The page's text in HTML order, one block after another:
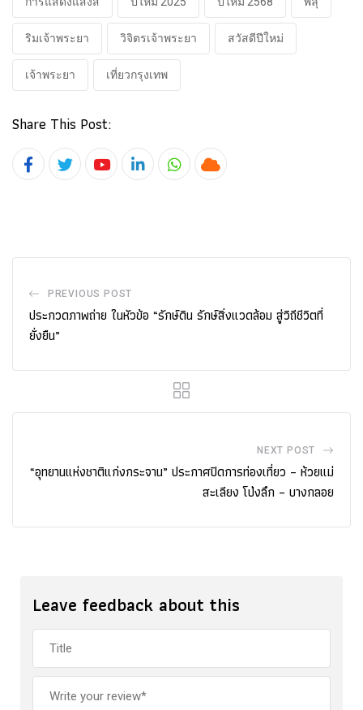
ริมเจ้าพระยา วิจิตรเจ้าพระยา สวัสดีปีใหม่
เจ้าพระยา เที่ยวกรุงเทพ
Share This Post:
YoutubeLinkedInWhatsapp
Cloud
PREVIOUS POST
ประกวดภาพถ่าย ในหัวข้อ “รักษ์ดิน รักษ์สิ่งแวดล้อม สู่วิถีชีวิตที่
ยั่งยืน”
NEXT POST
“อุทยานแห่งชาติแก่งกระจาน” ประกาศปิดการท่องเที่ยว – ห้วยแม่
สะเลียง โป่งลึก – บางกลอย
Leave feedback about this